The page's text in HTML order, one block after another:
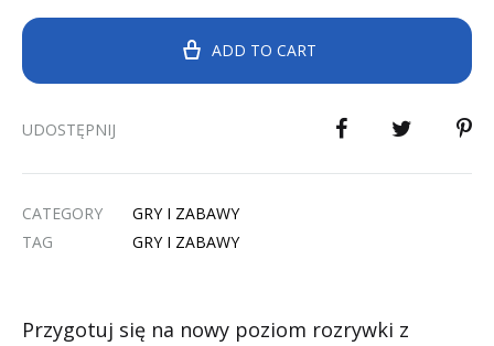
ADD TO CART
UDOSTĘPNIJ
CATEGORY
GRY I ZABAWY
TAG
GRY I ZABAWY
Przygotuj się na nowy poziom rozrywki z